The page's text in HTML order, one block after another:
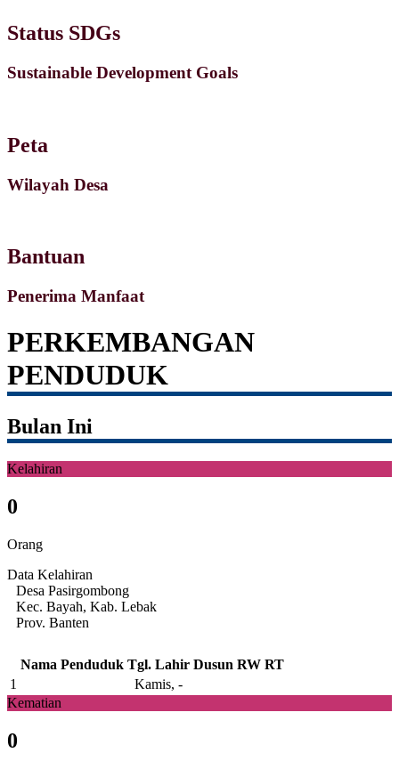
Status SDGs
Sustainable Development Goals
Peta
Wilayah Desa
Bantuan
Penerima Manfaat
PERKEMBANGAN
PENDUDUK
Bulan Ini
Kelahiran
0
Orang
Data Kelahiran
Desa Pasirgombong
Kec. Bayah, Kab. Lebak
Prov. Banten
Nama Penduduk Tgl. Lahir Dusun RW RT
1
Kamis, -
Kematian
0